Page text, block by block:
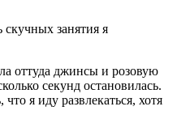
занятия я
оттуда джинсы и розовую
секунд остановилась.
я иду развлекаться, хотя